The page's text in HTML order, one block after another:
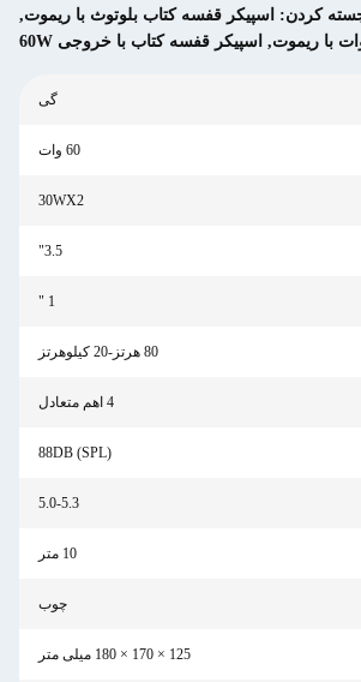
کردن: اسپیکر قفسه کتاب بلوتوث با ریموت,
, اسپیکر قفسه کتاب با خروجی 60W
گی
60 وات
30WX2
3.5"
1 "
80 هرتز-20 کیلوهرتز
4 اهم متعادل
88DB (SPL)
5.0-5.3
10 متر
چوب
125 × 170 × 180 میلی متر